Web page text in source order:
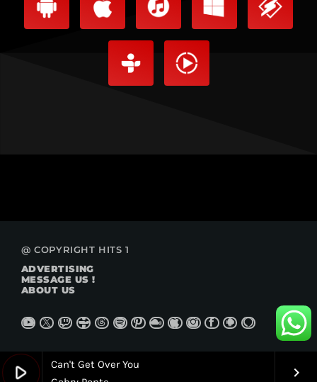
play_arrow
Can't Get Over You
keyboard_arrow_right
@ COPYRIGHT HITS 1
ADVERTISING
MESSAGE US !
ABOUT US